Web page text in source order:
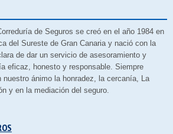
de Seguros se creó en el año 1984 en
del Sureste de Gran Canaria y nació con la
de dar un servicio de asesoramiento y
eficaz, honesto y responsable. Siempre
nuestro ánimo la honradez, la cercanía, La
y en la mediación del seguro.